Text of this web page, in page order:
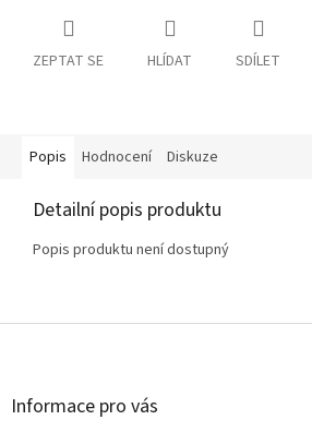
ZEPTAT SE HLÍDAT SDÍLET
Popis Hodnocení Diskuze
Detailní popis produktu
Popis produktu není dostupný
Z
Informace pro vás